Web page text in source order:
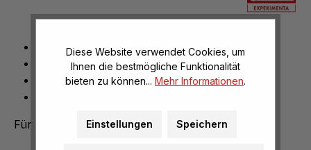
elektrische Ladungsversuche
Kunstglas
transparent
Für elektrische Ladungsversuche.
Diese Website verwendet Cookies, um
Ihnen die bestmögliche Funktionalität
bieten zu können... Mehr Informationen.
Einstellungen Speichern